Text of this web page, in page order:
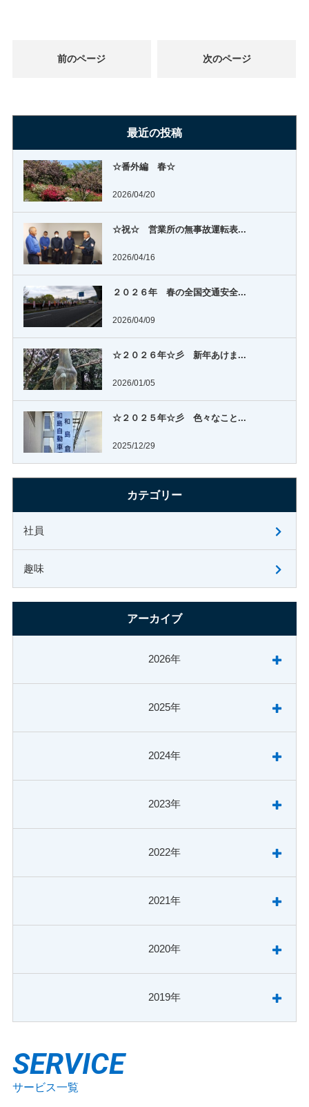
最近の投稿
☆番外編 春☆
2026/04/20
☆祝☆ 営業所の無事故運転表...
2026/04/16
２０２６年 春の全国交通安全...
2026/04/09
☆２０２６年☆彡 新年あけま...
2026/01/05
☆２０２５年☆彡 色々なこと...
2025/12/29
カテゴリー
社員
趣味
アーカイブ
2026年
2025年
2024年
2023年
2022年
2021年
2020年
2019年
前のページ 次のページ
SERVICE
サービス一覧